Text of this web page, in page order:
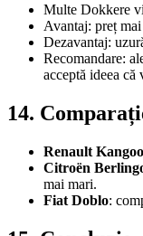
Multe Dokkere
Avantaj: preț
Dezavantaj:
Recomandare:
acceptă ideea
14.
Renault Kangoo
Citroën
mai mari.
Fiat Doblo: